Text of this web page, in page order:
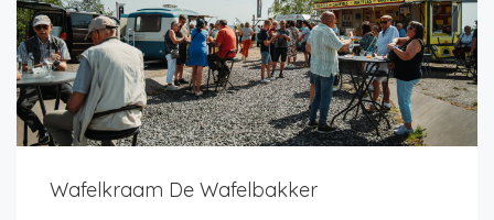
Wafelkraam De Wafelbakker